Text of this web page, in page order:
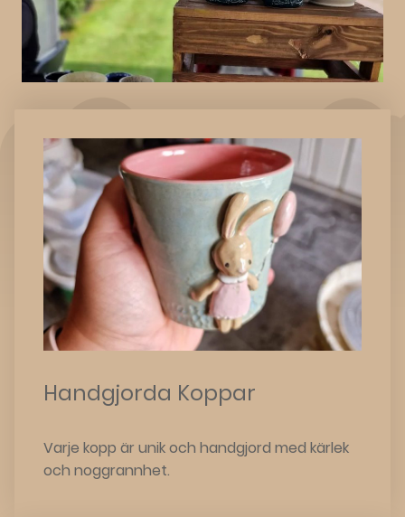
Handgjorda Koppar
Varje kopp är unik och handgjord med kärlek
och noggrannhet.